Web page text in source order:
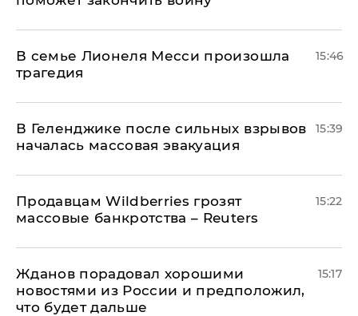
В семье Лионеля Месси произошла
трагедия
15:46
В Геленджике после сильных взрывов
началась массовая эвакуация
15:39
Продавцам Wildberries грозят
массовые банкротства – Reuters
15:22
Жданов порадовал хорошими
новостями из России и предположил,
что будет дальше
15:17